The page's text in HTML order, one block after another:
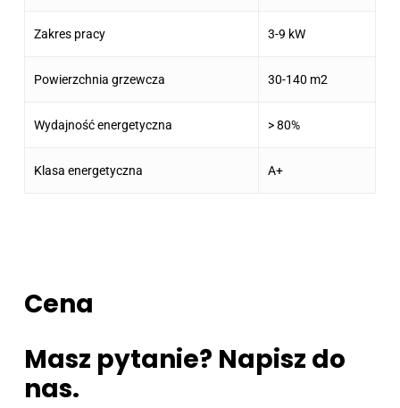
Zakres pracy 3-9 kW
Powierzchnia grzewcza 30-140 m2
Wydajność energetyczna > 80%
Klasa energetyczna A+
Cena
Masz pytanie? Napisz do
nas.